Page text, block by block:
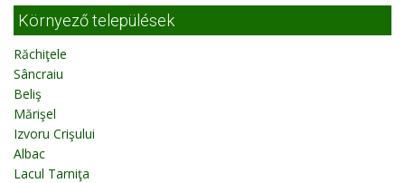
Környező települések
Răchiţele
Sâncraiu
Beliş
Mărişel
Izvoru Crişului
Albac
Lacul Tarniţa